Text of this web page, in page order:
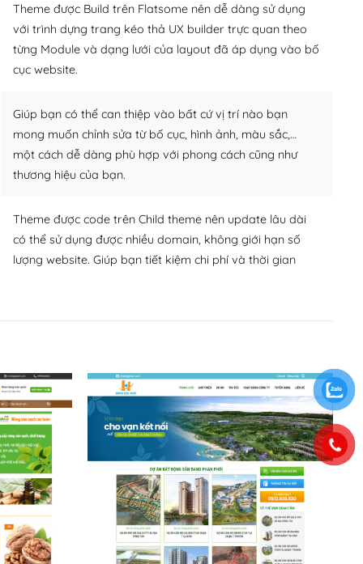
Theme được Build trên Flatsome nên dễ dàng sử dụng
với trình dựng trang kéo thả UX builder trực quan theo
từng Module và dạng lưới của layout đã áp dụng vào bố
cục website.
Giúp bạn có thể can thiệp vào bất cứ vị trí nào bạn
mong muốn chỉnh sửa từ bố cục, hình ảnh, màu sắc,…
một cách dễ dàng phù hợp với phong cách cũng như
thương hiệu của bạn.
Theme được code trên Child theme nên update lâu dài
có thể sử dụng được nhiều domain, không giới hạn số
lượng website. Giúp bạn tiết kiệm chi phí và thời gian